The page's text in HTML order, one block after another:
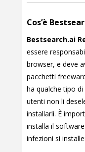
Cos’è
Bestsearch.ai
essere
browser, e deve
pacchetti
ha qualche tipo
utenti non li
installarli. È
installa il
infezioni si